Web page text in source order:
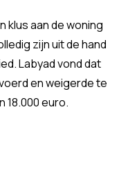
klus aan de woning
zijn uit de hand
Labyad vond dat
en weigerde te
18.000 euro.